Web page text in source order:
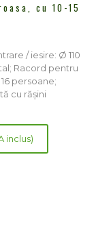
cu 10-15
/ iesire: Ø 110
Racord pentru
persoane;
cu rășini
inclus)